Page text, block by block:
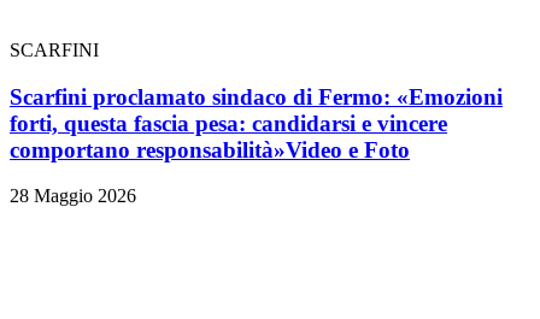
SCARFINI
Scarfini proclamato sindaco di Fermo: «Emozioni
forti, questa fascia pesa: candidarsi e vincere
comportano responsabilità»Video e Foto
28 Maggio 2026